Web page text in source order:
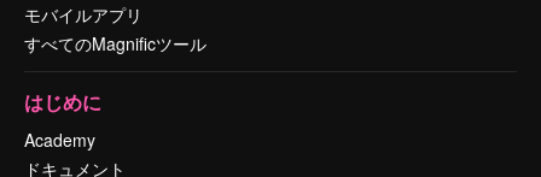
モバイルアプリ
すべてのMagnificツール
はじめに
Academy
ドキュメント